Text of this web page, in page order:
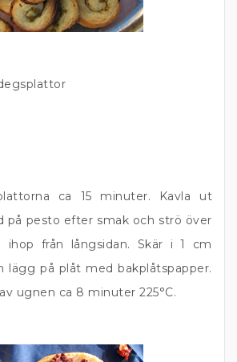
ca 15 minuter. Kavla ut
på pesto efter smak och strö över
ihop från långsidan. Skär i 1 cm
lägg på plåt med bakplåtspapper.
ugnen ca 8 minuter 225°C.